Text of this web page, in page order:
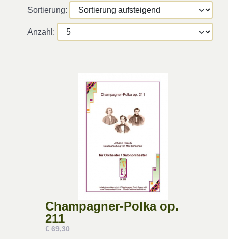
Sortierung:
Anzahl:
Champagner-Polka op.
211
€ 69,30